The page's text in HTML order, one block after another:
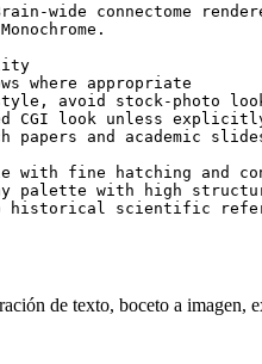
wide connectome
where appropriate
avoid stock-photo
CGI look unless
papers and academic
with fine hatching and
gray palette with high
historical scientific
de texto, boceto a